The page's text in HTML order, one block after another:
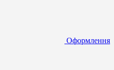
Оформлення